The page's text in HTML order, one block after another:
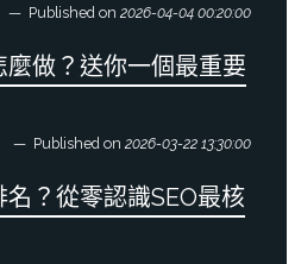
Published on 2026-04-04 00:20:00
做？送你一個最重要
Published on 2026-03-22 13:30:00
？從零認識SEO最核